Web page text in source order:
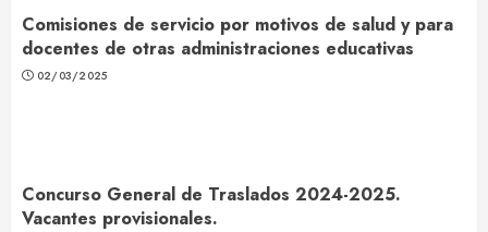
Comisiones de servicio por motivos de salud y para
docentes de otras administraciones educativas
02/03/2025
Concurso General de Traslados 2024-2025.
Vacantes provisionales.